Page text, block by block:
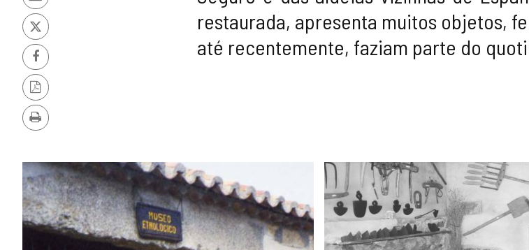
remover
de
meus
cadernos
de
outros
turistas
x
Facebook
Versão
PDF
Imprimir
restaurada, apresenta muitos objetos,
até recentemente, faziam parte do
GALERIA
DE
IMAGENS